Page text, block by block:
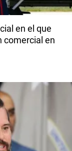
en el que
comercial en